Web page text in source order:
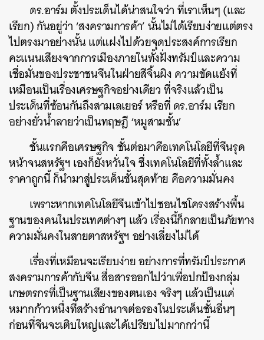
ดร.อาร์ม ตั้งประเด็นได้น่าสนใจว่า ที่เราเห็นๆ (และ
เรียก) กันอยู่ว่า ‘สงครามการค้า’ นั้นไม่ได้เรียบง่ายแต่ตรง
ไปตรงมาอย่างนั้น แต่แฝงไปด้วยจุดประสงค์การเรียก
คะแนนเสียงจากการเมืองภายในทั้งฝั่งทรัมป์และความ
เชื่อมั่นของประชาชนจีนในฝ่ายสีจิ้นผิงความขัดแย้งที่
เหมือนเป็นเรื่องเศรษฐกิจอย่างเดียว ที่จริงแล้วเป็น
ประเด็นที่ซ้อนกันถึงสามเลเยอร์ หรือที่ ดร.อาร์ม เรียก
อย่างยั่วน้ำลายว่าเป็นทฤษฎี ‘หมูสามชั้น’
ชั้นแรกคือเศรษฐกิจ ชั้นต่อมาคือเทคโนโลยีที่จีนรุด
หน้าจนสหรัฐฯ เองก็ยังหวั่นใจ ซึ่งเทคโนโลยีที่ทั้งล้ำและ
ราคาถูกนี้ ก็นำมาสู่ประเด็นชั้นสุดท้าย คือความมั่นคง
เพราะหากเทคโนโลยีจีนเข้าไปชอนไชโครงสร้างพื้น
ฐานของคนในประเทศต่างๆ แล้ว เรื่องนี้ก็กลายเป็นภัยทาง
ความมั่นคงในสายตาสหรัฐฯ อย่างเลี่ยงไม่ได้
เรื่องที่เหมือนจะเรียบง่าย อย่างการที่ทรัมป์ประกาศ
สงครามการค้ากับจีน สื่อสารออกไปว่าเพื่อปกป้องกลุ่ม
เกษตรกรที่เป็นฐานเสียงของตนเอง จริงๆ แล้วเป็นแค่
หมากก้าวหนึ่งที่สร้างอำนาจต่อรองในประเด็นชั้นอื่นๆ
ก่อนที่จีนจะเติบใหญ่และได้เปรียบไปมากกว่านี้